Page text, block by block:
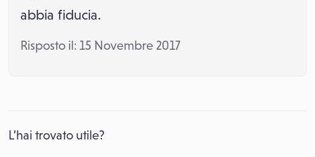
abbia fiducia.
Risposto il: 15 Novembre 2017
L’hai trovato utile?